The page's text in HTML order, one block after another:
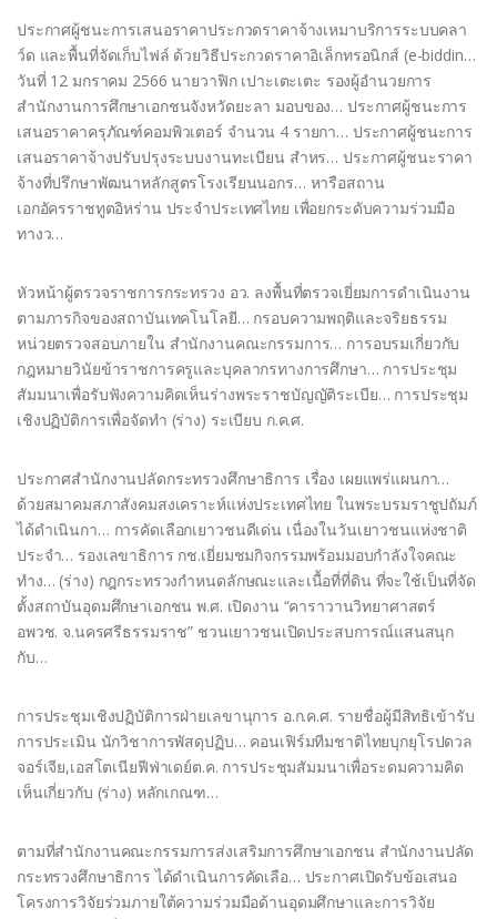
ประกาศผู้ชนะการเสนอราคาประกวดราคาจ้างเหมาบริการระบบคลา
ว์ด และพื้นที่จัดเก็บไฟล์ ด้วยวิธีประกวดราคาอิเล็กทรอนิกส์ (e-biddin…
วันที่ 12 มกราคม 2566 นายวาฟิก เปาะเตะเตะ รองผู้อำนวยการ
สำนักงานการศึกษาเอกชนจังหวัดยะลา มอบของ… ประกาศผู้ชนะการ
เสนอราคาครุภัณฑ์คอมพิวเตอร์ จำนวน 4 รายกา… ประกาศผู้ชนะการ
เสนอราคาจ้างปรับปรุงระบบงานทะเบียน สำหร… ประกาศผู้ชนะราคา
จ้างที่ปรึกษาพัฒนาหลักสูตรโรงเรียนนอกร… หารือสถาน
เอกอัครราชทูตอิหร่าน ประจำประเทศไทย เพื่อยกระดับความร่วมมือ
ทางว…
หัวหน้าผู้ตรวจราชการกระทรวง อว. ลงพื้นที่ตรวจเยี่ยมการดำเนินงาน
ตามภารกิจของสถาบันเทคโนโลยี… กรอบความพฤติและจริยธรรม
หน่วยตรวจสอบภายใน สำนักงานคณะกรรมการ… การอบรมเกี่ยวกับ
กฎหมายวินัยข้าราชการครูและบุคลากรทางการศึกษา… การประชุม
สัมมนาเพื่อรับฟังความคิดเห็นร่างพระราชบัญญัติระเบีย… การประชุม
เชิงปฏิบัติการเพื่อจัดทำ (ร่าง) ระเบียบ ก.ค.ศ.
ประกาศสำนักงานปลัดกระทรวงศึกษาธิการ เรื่อง เผยแพร่แผนกา…
ด้วยสมาคมสภาสังคมสงเคราะห์แห่งประเทศไทย ในพระบรมราชูปถัมภ์
ได้ดำเนินกา… การคัดเลือกเยาวชนดีเด่น เนื่องในวันเยาวชนแห่งชาติ
ประจำ… รองเลขาธิการ กช.เยี่ยมชมกิจกรรมพร้อมมอบกำลังใจคณะ
ทำง… (ร่าง) กฎกระทรวงกำหนดลักษณะและเนื้อที่ที่ดิน ที่จะใช้เป็นที่จัด
ตั้งสถาบันอุดมศึกษาเอกชน พ.ศ. เปิดงาน “คาราวานวิทยาศาสตร์
อพวช. จ.นครศรีธรรมราช” ชวนเยาวชนเปิดประสบการณ์แสนสนุก
กับ…
การประชุมเชิงปฏิบัติการฝ่ายเลขานุการ อ.ก.ค.ศ. รายชื่อผู้มีสิทธิเข้ารับ
การประเมิน นักวิชาการพัสดุปฏิบ… คอนเฟิร์มทีมชาติไทยบุกยุโรปดวล
จอร์เจีย,เอสโตเนียฟีฟ่าเดย์ต.ค. การประชุมสัมมนาเพื่อระดมความคิด
เห็นเกี่ยวกับ (ร่าง) หลักเกณฑ…
ตามที่สำนักงานคณะกรรมการส่งเสริมการศึกษาเอกชน สำนักงานปลัด
กระทรวงศึกษาธิการ ได้ดำเนินการคัดเลือ… ประกาศเปิดรับข้อเสนอ
โครงการวิจัยร่วมภายใต้ความร่วมมือด้านอุดมศึกษาและการวิจัย